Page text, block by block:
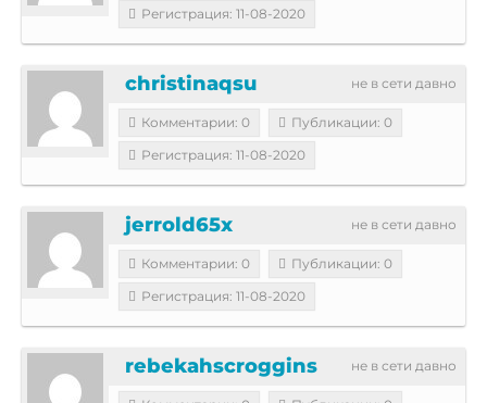
Регистрация: 11-08-2020
не в сети давно
christinaqsu
Комментарии: 0
Публикации: 0
Регистрация: 11-08-2020
не в сети давно
jerrold65x
Комментарии: 0
Публикации: 0
Регистрация: 11-08-2020
не в сети давно
rebekahscroggins